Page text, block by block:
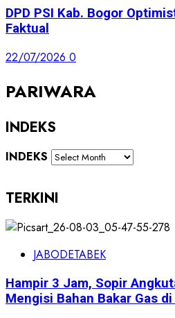
DPD PSI Kab. Bogor
Faktual
22/07/2026 0
PARIWARA
INDEKS
INDEKS
TERKINI
JABODETABEK
Hampir 3 Jam, Sopir
Mengisi Bahan Bakar Gas